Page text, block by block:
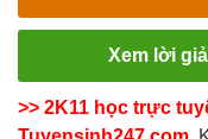
Xem lời
>> 2K11 học trực